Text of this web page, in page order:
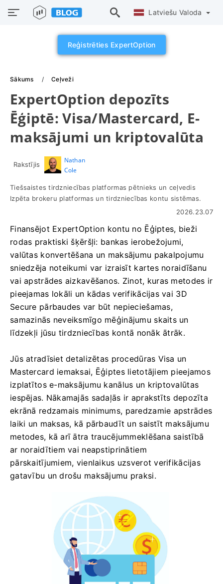
Latviešu Valoda
Reģistrēties ExpertOption
Sākums Ceļveži
ExpertOption depozīts
Ēģiptē: Visa/Mastercard, E-
maksājumi un kriptovalūta
Rakstījis
Nathan
Cole
Tiešsaistes tirdzniecības platformas pētnieks un ceļvedis
Izpēta brokeru platformas un tirdzniecības kontu sistēmas.
2026.23.07
Finansējot ExpertOption kontu no Ēģiptes, bieži
rodas praktiski šķēršļi: bankas ierobežojumi,
valūtas konvertēšana un maksājumu pakalpojumu
sniedzēja noteikumi var izraisīt kartes noraidīšanu
vai apstrādes aizkavēšanos. Zinot, kuras metodes ir
pieejamas lokāli un kādas verifikācijas vai 3D
Secure pārbaudes var būt nepieciešamas,
samazinās neveiksmīgo mēģinājumu skaits un
līdzekļi jūsu tirdzniecības kontā nonāk ātrāk.
Jūs atradīsiet detalizētas procedūras Visa un
Mastercard iemaksai, Ēģiptes lietotājiem pieejamos
izplatītos e-maksājumu kanālus un kriptovalūtas
iespējas. Nākamajās sadaļās ir aprakstīts depozīta
ekrānā redzamais minimums, paredzamie apstrādes
laiki un maksas, kā pārbaudīt un saistīt maksājumu
metodes, kā arī ātra traucējummeklēšana saistībā
ar noraidītiem vai neapstiprinātiem
pārskaitījumiem, vienlaikus uzsverot verifikācijas
gatavību un drošu maksājumu praksi.